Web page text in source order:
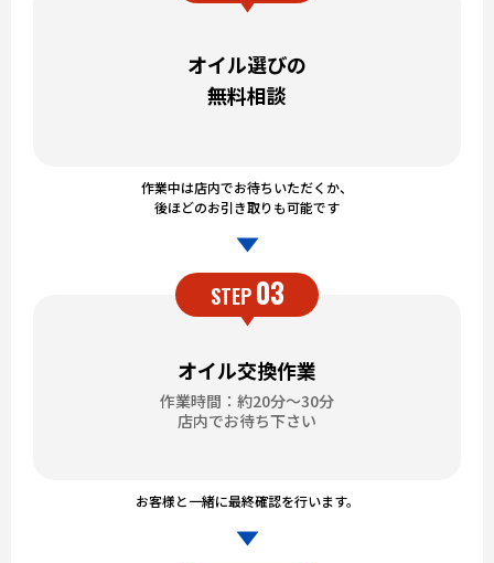
オイル選びの
無料相談
作業中は店内でお待ちいただくか、
後ほどのお引き取りも可能です
STEP 03
オイル交換作業
作業時間：約20分～30分
店内でお待ち下さい
お客様と一緒に最終確認を行います。